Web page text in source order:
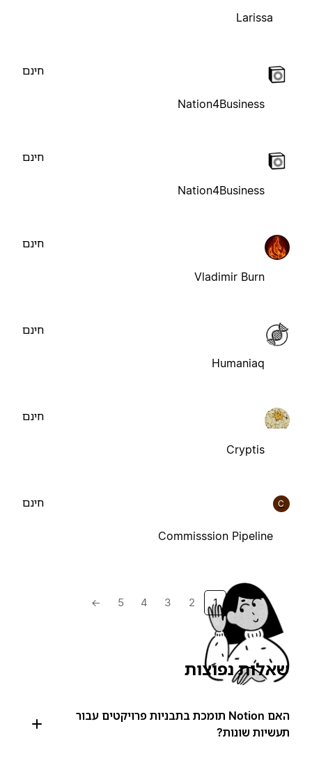
Larissa
Nation4Business
חינם
Nation4Business
חינם
Vladimir Burn
חינם
Humaniaq
חינם
Cryptis
חינם
C
Commisssion Pipeline
חינם
1
2
3
4
5
→
שאלות נפוצות
האם Notion תומכת בתבניות פרויקטים עבור
תעשיות שונות?